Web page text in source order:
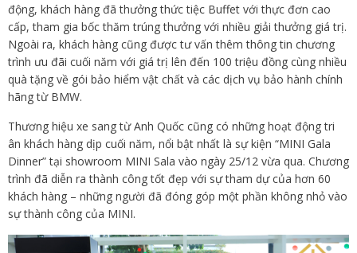
động, khách hàng đã thưởng thức tiệc Buffet với thực đơn cao
cấp, tham gia bốc thăm trúng thưởng với nhiều giải thưởng giá trị.
Ngoài ra, khách hàng cũng được tư vấn thêm thông tin chương
trình ưu đãi cuối năm với giá trị lên đến 100 triệu đồng cùng nhiều
quà tặng về gói bảo hiểm vật chất và các dịch vụ bảo hành chính
hãng từ BMW.
Thương hiệu xe sang từ Anh Quốc cũng có những hoạt động tri
ân khách hàng dịp cuối năm, nổi bật nhất là sự kiện “MINI Gala
Dinner” tại showroom MINI Sala vào ngày 25/12 vừa qua. Chương
trình đã diễn ra thành công tốt đẹp với sự tham dự của hơn 60
khách hàng – những người đã đóng góp một phần không nhỏ vào
sự thành công của MINI.